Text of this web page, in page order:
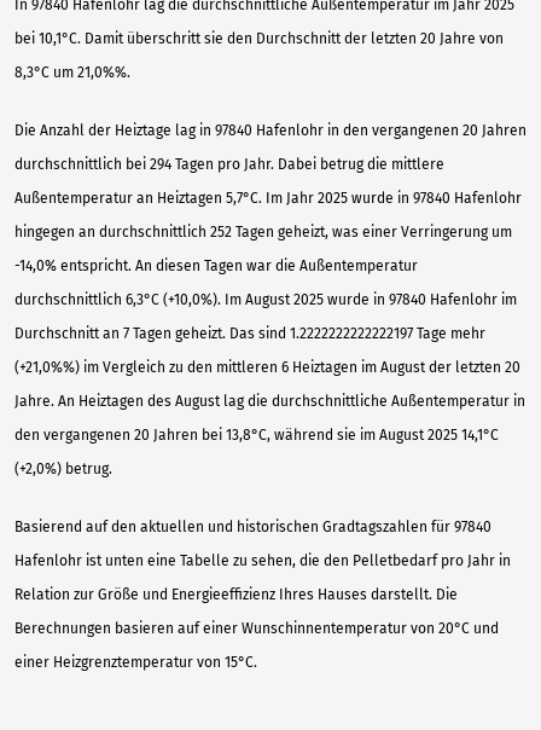
In 97840 Hafenlohr lag die durchschnittliche Außentemperatur im Jahr 2025
bei 10,1°C. Damit überschritt sie den Durchschnitt der letzten 20 Jahre von
8,3°C um 21,0%%.
Die Anzahl der Heiztage lag in 97840 Hafenlohr in den vergangenen 20 Jahren
durchschnittlich bei 294 Tagen pro Jahr. Dabei betrug die mittlere
Außentemperatur an Heiztagen 5,7°C. Im Jahr 2025 wurde in 97840 Hafenlohr
hingegen an durchschnittlich 252 Tagen geheizt, was einer Verringerung um
-14,0% entspricht. An diesen Tagen war die Außentemperatur
durchschnittlich 6,3°C (+10,0%). Im August 2025 wurde in 97840 Hafenlohr im
Durchschnitt an 7 Tagen geheizt. Das sind 1.2222222222222197 Tage mehr
(+21,0%%) im Vergleich zu den mittleren 6 Heiztagen im August der letzten 20
Jahre. An Heiztagen des August lag die durchschnittliche Außentemperatur in
den vergangenen 20 Jahren bei 13,8°C, während sie im August 2025 14,1°C
(+2,0%) betrug.
Basierend auf den aktuellen und historischen Gradtagszahlen für 97840
Hafenlohr ist unten eine Tabelle zu sehen, die den Pelletbedarf pro Jahr in
Relation zur Größe und Energieeffizienz Ihres Hauses darstellt. Die
Berechnungen basieren auf einer Wunschinnentemperatur von 20°C und
einer Heizgrenztemperatur von 15°C.